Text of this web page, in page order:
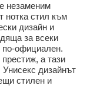
незаменим
нотка стил към
дизайн и
за всеки
по-официален.
а тази
дизайнът
стилен и